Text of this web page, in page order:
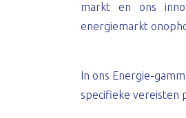
markt en ons
energiemarkt
In ons Energie-
specifieke vereisten